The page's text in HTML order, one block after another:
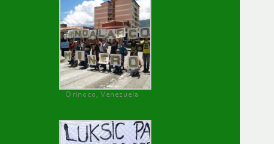
Orinoco, Venezuela